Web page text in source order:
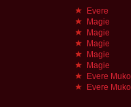
Evere
Magie
Magie
Magie
Magie
Magie
Evere
Evere